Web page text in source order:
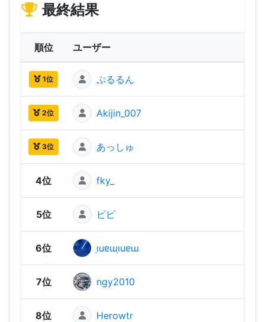
最終結果
順位 ユーザー
1位 ぷるるん
2位 Akijin_007
3位 あっしゅ
4位 fky_
5位 ピピ
6位 ı̣uɐɯı̣uɐɯ
7位 ngy2010
8位 Herowtr